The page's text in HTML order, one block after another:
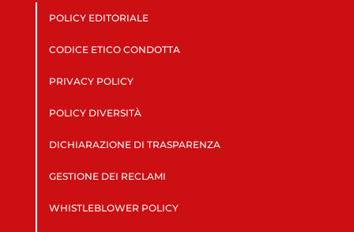
POLICY EDITORIALE
CODICE ETICO CONDOTTA
PRIVACY POLICY
POLICY DIVERSITÀ
DICHIARAZIONE DI TRASPARENZA
GESTIONE DEI RECLAMI
WHISTLEBLOWER POLICY